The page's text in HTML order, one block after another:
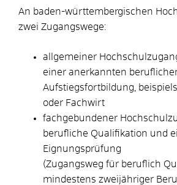
An baden-württembergischen
zwei Zugangswege:
allgemeiner
einer anerkannten
Aufstiegsfortbildung,
oder Fachwirt
fachgebundener
berufliche Qualifikation und
Eignungsprüfung
(Zugangsweg für beruflich
mindestens zweijähriger